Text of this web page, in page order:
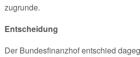
zugrunde.
Entscheidung
Der Bundesfinanzhof entschied